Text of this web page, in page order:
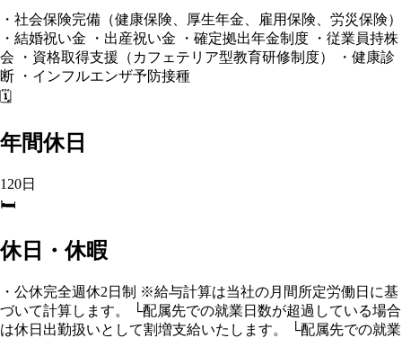
・社会保険完備（健康保険、厚生年金、雇用保険、労災保険）
・結婚祝い金 ・出産祝い金 ・確定拠出年金制度 ・従業員持株
会 ・資格取得支援（カフェテリア型教育研修制度） ・健康診
断 ・インフルエンザ予防接種
🗓️
年間休日
120日
🛏️
休日・休暇
・公休完全週休2日制 ※給与計算は当社の月間所定労働日に基
づいて計算します。 └配属先での就業日数が超過している場合
は休日出勤扱いとして割増支給いたします。 └配属先での就業